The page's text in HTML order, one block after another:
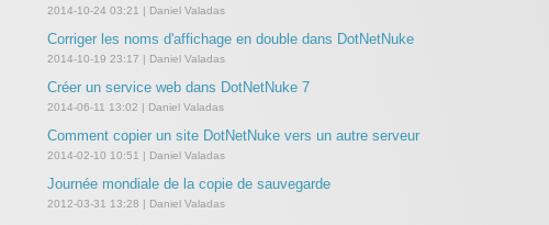
2014-10-24 03:21 | Daniel Valadas
Corriger les noms d'affichage en double dans DotNetNuke
2014-10-19 23:17 | Daniel Valadas
Créer un service web dans DotNetNuke 7
2014-06-11 13:02 | Daniel Valadas
Comment copier un site DotNetNuke vers un autre serveur
2014-02-10 10:51 | Daniel Valadas
Journée mondiale de la copie de sauvegarde
2012-03-31 13:28 | Daniel Valadas